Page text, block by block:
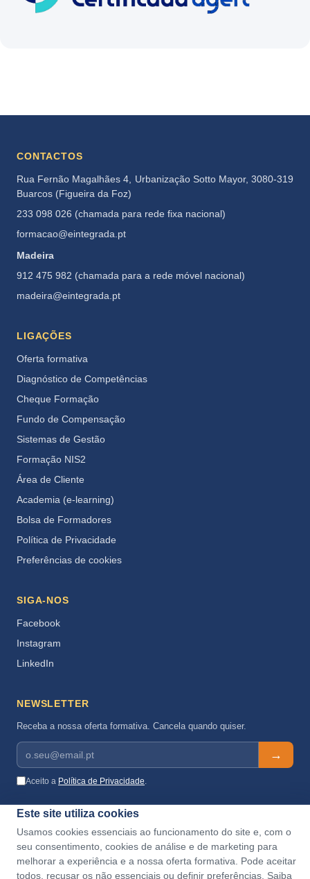
CONTACTOS
Rua Fernão Magalhães 4, Urbanização Sotto Mayor, 3080-319
Buarcos (Figueira da Foz)
233 098 026 (chamada para rede fixa nacional)
formacao@eintegrada.pt
Madeira
912 475 982 (chamada para a rede móvel nacional)
madeira@eintegrada.pt
LIGAÇÕES
Oferta formativa
Diagnóstico de Competências
Cheque Formação
Fundo de Compensação
Sistemas de Gestão
Formação NIS2
Área de Cliente
Academia (e-learning)
Bolsa de Formadores
Política de Privacidade
Preferências de cookies
SIGA-NOS
Facebook
Instagram
LinkedIn
NEWSLETTER
Receba a nossa oferta formativa. Cancela quando quiser.
→
Aceito a Política de Privacidade.
Este site utiliza cookies
Usamos cookies essenciais ao funcionamento do site e, com o
seu consentimento, cookies de análise e de marketing para
melhorar a experiência e a nossa oferta formativa. Pode aceitar
todos, recusar os não essenciais ou definir preferências. Saiba